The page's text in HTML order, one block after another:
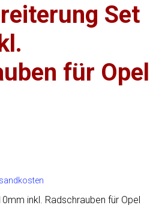
Set
für Opel
inkl. Radschrauben für Opel